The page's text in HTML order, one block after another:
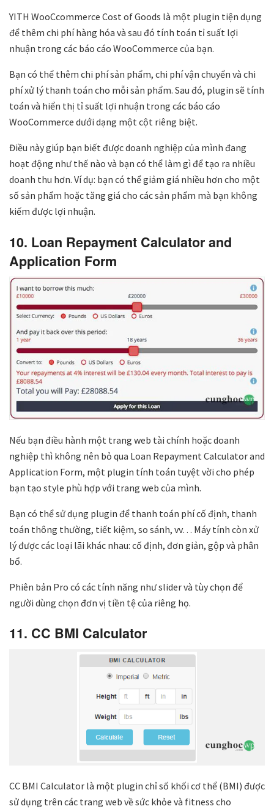
YITH WooCcommerce Cost of Goods là một plugin tiện dụng
để thêm chi phí hàng hóa và sau đó tính toán tỉ suất lợi
nhuận trong các báo cáo WooCommerce của bạn.
Bạn có thể thêm chi phí sản phẩm, chi phí vận chuyển và chi
phí xử lý thanh toán cho mỗi sản phẩm. Sau đó, plugin sẽ tính
toán và hiển thị tỉ suất lợi nhuận trong các báo cáo
WooCommerce dưới dạng một cột riêng biệt.
Điều này giúp bạn biết được doanh nghiệp của mình đang
hoạt động như thế nào và bạn có thể làm gì để tạo ra nhiều
doanh thu hơn. Ví dụ: bạn có thể giảm giá nhiều hơn cho một
số sản phẩm hoặc tăng giá cho các sản phẩm mà bạn không
kiếm được lợi nhuận.
10. Loan Repayment Calculator and
Application Form
Nếu bạn điều hành một trang web tài chính hoặc doanh
nghiệp thì không nên bỏ qua Loan Repayment Calculator and
Application Form, một plugin tính toán tuyệt vời cho phép
bạn tạo style phù hợp với trang web của mình.
Bạn có thể sử dụng plugin để thanh toán phí cố định, thanh
toán thông thường, tiết kiệm, so sánh, vv… Máy tính còn xử
lý được các loại lãi khác nhau: cố định, đơn giản, gộp và phân
bổ.
Phiên bản Pro có các tính năng như slider và tùy chọn để
người dùng chọn đơn vị tiền tệ của riêng họ.
11. CC BMI Calculator
CC BMI Calculator là một plugin chỉ số khối cơ thể (BMI) được
sử dụng trên các trang web về sức khỏe và fitness cho